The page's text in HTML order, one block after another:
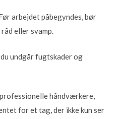
arbejdet påbegyndes, bør
eller svamp.
undgår fugtskader og
håndværkere,
for et tag, der ikke kun ser